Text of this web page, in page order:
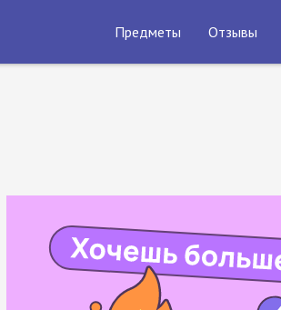
Предметы Отзывы